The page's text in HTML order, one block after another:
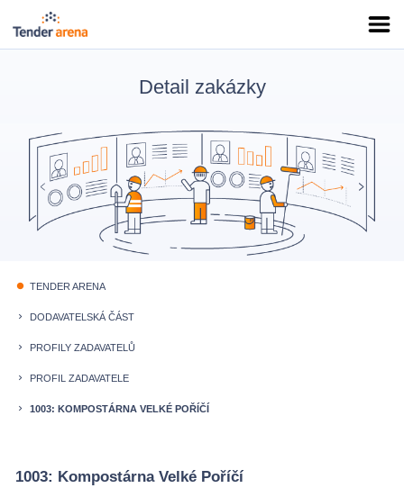
Detail zakázky
fiber_manual_record TENDER ARENA
keyboard_arrow_right DODAVATELSKÁ ČÁST
keyboard_arrow_right PROFILY ZADAVATELŮ
keyboard_arrow_right PROFIL ZADAVATELE
keyboard_arrow_right 1003: KOMPOSTÁRNA VELKÉ POŘÍČÍ
1003: Kompostárna Velké Poříčí